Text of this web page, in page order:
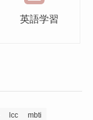
英語学習
lcc
mbti